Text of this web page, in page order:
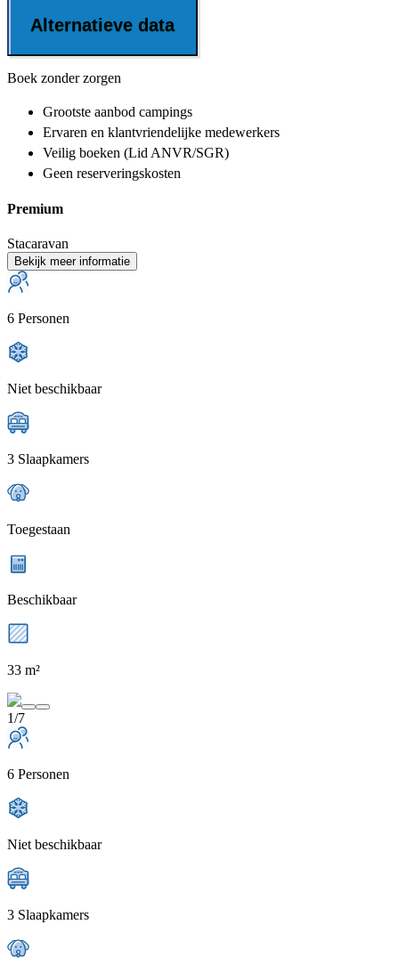
Alternatieve data
Boek zonder zorgen
Grootste aanbod campings
Ervaren en klantvriendelijke medewerkers
Veilig boeken (Lid ANVR/SGR)
Geen reserveringskosten
Premium
Stacaravan
Bekijk meer informatie
6 Personen
Niet beschikbaar
3 Slaapkamers
Toegestaan
Beschikbaar
33 m²
1/7
6 Personen
Niet beschikbaar
3 Slaapkamers